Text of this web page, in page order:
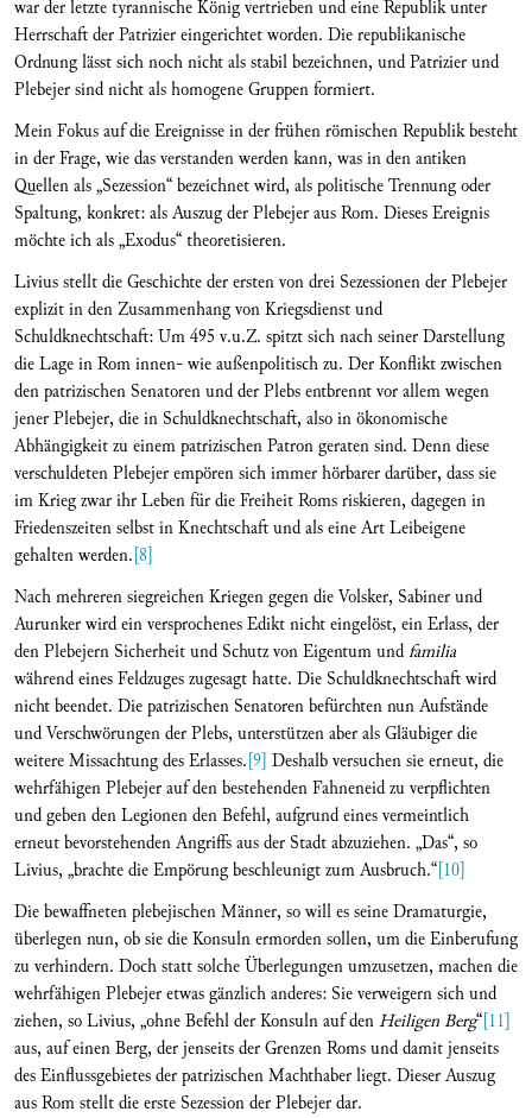
war der letzte tyrannische König vertrieben und eine Republik unter
Herrschaft der Patrizier eingerichtet worden. Die republikanische
Ordnung lässt sich noch nicht als stabil bezeichnen, und Patrizier und
Plebejer sind nicht als homogene Gruppen formiert.
Mein Fokus auf die Ereignisse in der frühen römischen Republik besteht
in der Frage, wie das verstanden werden kann, was in den antiken
Quellen als „Sezession“ bezeichnet wird, als politische Trennung oder
Spaltung, konkret: als Auszug der Plebejer aus Rom. Dieses Ereignis
möchte ich als „Exodus“ theoretisieren.
Livius stellt die Geschichte der ersten von drei Sezessionen der Plebejer
explizit in den Zusammenhang von Kriegsdienst und
Schuldknechtschaft: Um 495 v.u.Z. spitzt sich nach seiner Darstellung
die Lage in Rom innen- wie außenpolitisch zu. Der Konflikt zwischen
den patrizischen Senatoren und der Plebs entbrennt vor allem wegen
jener Plebejer, die in Schuldknechtschaft, also in ökonomische
Abhängigkeit zu einem patrizischen Patron geraten sind. Denn diese
verschuldeten Plebejer empören sich immer hörbarer darüber, dass sie
im Krieg zwar ihr Leben für die Freiheit Roms riskieren, dagegen in
Friedenszeiten selbst in Knechtschaft und als eine Art Leibeigene
gehalten werden.[8]
Nach mehreren siegreichen Kriegen gegen die Volsker, Sabiner und
Aurunker wird ein versprochenes Edikt nicht eingelöst, ein Erlass, der
den Plebejern Sicherheit und Schutz von Eigentum undfamilia
während eines Feldzuges zugesagt hatte. Die Schuldknechtschaft wird
nicht beendet. Die patrizischen Senatoren befürchten nun Aufstände
und Verschwörungen der Plebs, unterstützen aber als Gläubiger die
weitere Missachtung des Erlasses.[9] Deshalb versuchen sie erneut, die
wehrfähigen Plebejer auf den bestehenden Fahneneid zu verpflichten
und geben den Legionen den Befehl, aufgrund eines vermeintlich
erneut bevorstehenden Angriffs aus der Stadt abzuziehen. „Das“, so
Livius, „brachte die Empörung beschleunigt zum Ausbruch.“[10]
Die bewaffneten plebejischen Männer, so will es seine Dramaturgie,
überlegen nun, ob sie die Konsuln ermorden sollen, um die Einberufung
zu verhindern. Doch statt solche Überlegungen umzusetzen, machen die
wehrfähigen Plebejer etwas gänzlich anderes: Sie verweigern sich und
ziehen, so Livius, „ohne Befehl der Konsuln auf denHeiligen Berg“[11]
aus, auf einen Berg, der jenseits der Grenzen Roms und damit jenseits
des Einflussgebietes der patrizischen Machthaber liegt. Dieser Auszug
aus Rom stellt die erste Sezession der Plebejer dar.